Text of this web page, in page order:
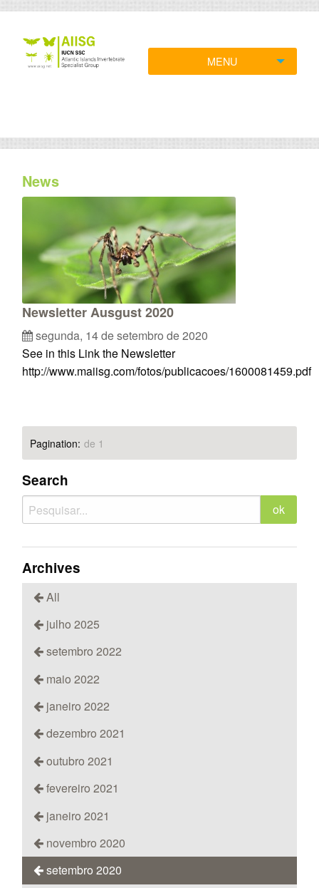
MENU
News
Newsletter Ausgust 2020
segunda, 14 de setembro de 2020
See in this Link the Newsletter
http://www.maiisg.com/fotos/publicacoes/1600081459.pdf
Pagination: de 1
Search
Archives
All
julho 2025
setembro 2022
maio 2022
janeiro 2022
dezembro 2021
outubro 2021
fevereiro 2021
janeiro 2021
novembro 2020
setembro 2020